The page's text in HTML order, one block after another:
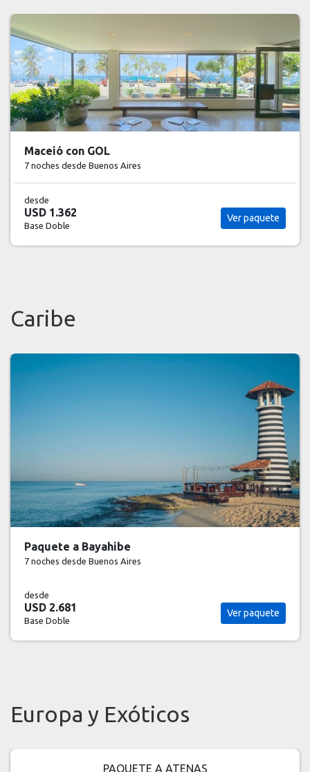
Maceió con GOL
7 noches desde Buenos Aires
desde
USD 1.362
Base Doble
Ver paquete
Caribe
Paquete a Bayahibe
7 noches desde Buenos Aires
desde
USD 2.681
Base Doble
Ver paquete
Europa y Exóticos
PAQUETE A ATENAS